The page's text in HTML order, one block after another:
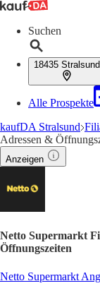
Suchen
18435 Stralsund
Alle Prospekte
kaufDA Stralsund
Adressen &
Anzeigen
Netto Supermarkt
Öffnungszeiten
Netto Supermarkt